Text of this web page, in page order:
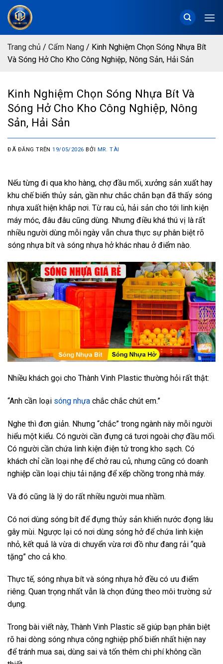
Chuyển
đến
dungTrang chủ / Cẩm Nang / Kinh Nghiệm Chọn Sóng Nhựa Bít
Và Sóng Hở Cho Kho Công Nghiệp, Nông Sản, Hải Sản
Kinh Nghiệm Chọn Sóng Nhựa Bít Và
Sóng Hở Cho Kho Công Nghiệp, Nông
Sản, Hải Sản
ĐÃ ĐĂNG TRÊN19/05/2026 BỞI MR. TÀI
Nếu từng đi qua kho hàng, chợ đầu mối, xưởng sản xuất hay
khu chế biến thủy sản, gần như chắc chắn bạn đã thấy sóng
nhựa xuất hiện khắp nơi. Từ rau củ, hải sản cho tới linh kiện
máy móc, đâu đâu cũng dùng. Nhưng điều khá thú vị là rất
nhiều người dùng mỗi ngày vẫn chưa thực sự phân biệt rõ
sóng nhựa bít và sóng nhựa hở khác nhau ở điểm nào.
Nhiều khách gọi cho Thành Vinh Plastic thường hỏi rất thật:
“Anh cần loại sóng nhựa chắc chắc chút em.”
Nghe thì đơn giản. Nhưng “chắc” trong ngành này mỗi người
hiểu một kiểu. Có người cần đựng cá tươi ngoài chợ đầu mối.
Có người cần chứa linh kiện điện tử trong kho sạch. Có
khách chỉ cần loại nhẹ để chở rau củ, nhưng cũng có doanh
nghiệp cần loại chịu tải nặng để xếp chồng trong nhà máy.
Và đó cũng là lý do rất nhiều người mua nhầm.
Có nơi dùng sóng bít để đựng thủy sản khiến nước đọng lâu
gây mùi. Ngược lại có nơi dùng sóng hở để chứa linh kiện
nhỏ, kết quả là vừa di chuyển vừa rơi đồ như đang rải “quà
tặng” cho cả kho.
Thực tế, sóng nhựa bít và sóng nhựa hở đều có ưu điểm
riêng. Quan trọng nhất vẫn là chọn đúng theo môi trường sử
dụng.
Trong bài viết này, Thành Vinh Plastic sẽ giúp bạn phân biệt
rõ hai dòng sóng nhựa công nghiệp phổ biến nhất hiện nay
để tránh mua sai, dùng sai và tốn thêm chi phí không cần